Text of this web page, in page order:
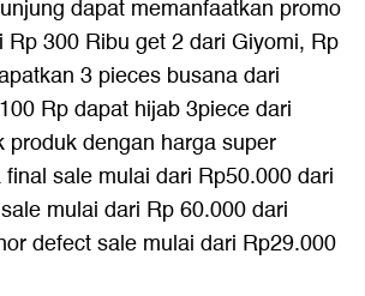
dapat memanfaatkan promo
Rp 300 Ribu get 2 dari Giyomi, Rp
3 pieces busana dari
Rp dapat hijab 3piece dari
produk dengan harga super
sale mulai dari Rp50.000 dari
mulai dari Rp 60.000 dari
defect sale mulai dari Rp29.000